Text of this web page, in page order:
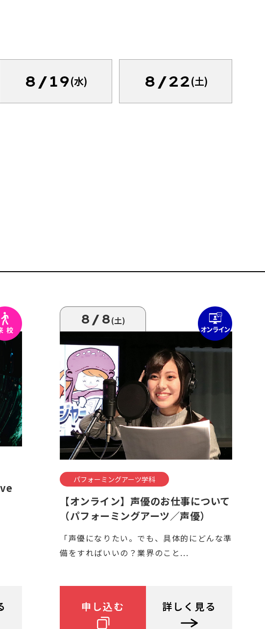
8/19(水) 8/22(土)
8/8(土)
パフォーミングアーツ学科
【オンライン】声優のお仕事について
（パフォーミングアーツ／声優）
「声優になりたい。でも、具体的にどんな準
備をすればいいの？業界のこと...
申し込む 詳しく見る